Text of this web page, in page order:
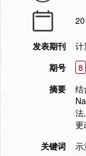
发表期刊
计
期号
8
摘要
结
法
更
关键词
示